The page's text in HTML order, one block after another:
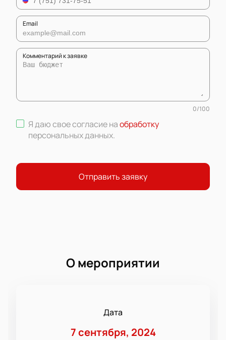
Email
Комментарий к заявке
0/100
Я даю свое согласие наобработку
персональных данных.
Отправить заявку
О мероприятии
Дата
7 сентября, 2024